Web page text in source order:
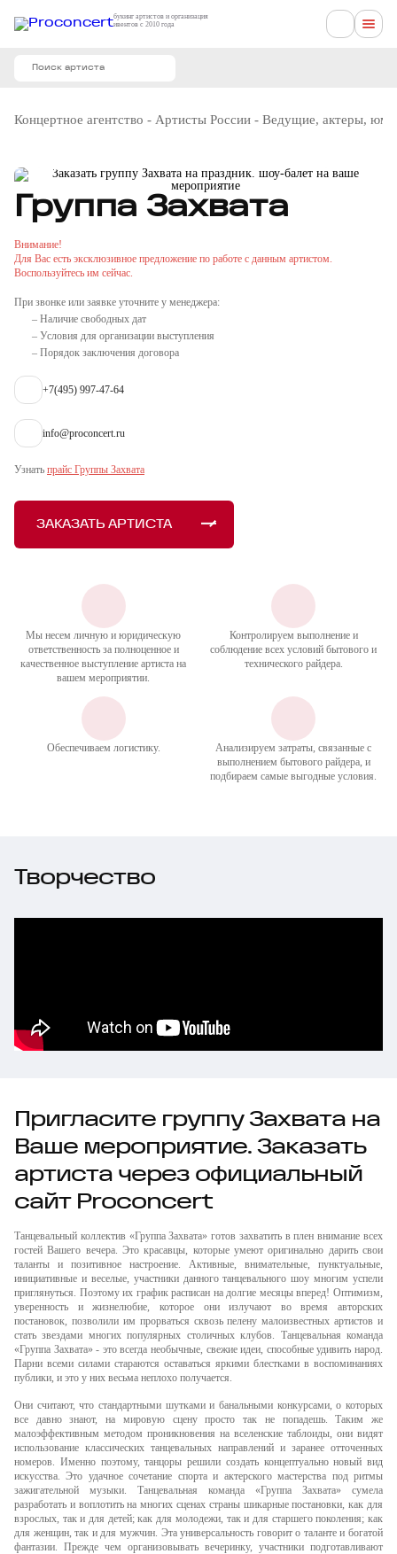
букинг артистов и организация
ивентов с 2010 года
Концертное агентство - Артисты России - Ведущие, актеры,
Группа Захвата
Внимание!
Для Вас есть эксклюзивное предложение по работе с данным артистом.
Воспользуйтесь им сейчас.
При звонке или заявке уточните у менеджера:
– Наличие свободных дат
– Условия для организации выступления
– Порядок заключения договора
+7(495) 997-47-64
info@proconcert.ru
Узнать прайс Группы Захвата
ЗАКАЗАТЬ АРТИСТА
Мы несем личную и юридическую
ответственность за полноценное и
качественное выступление артиста на
вашем мероприятии.
Контролируем выполнение и
соблюдение всех условий бытового и
технического райдера.
Обеспечиваем логистику.
Анализируем затраты, связанные с
выполнением бытового райдера, и
подбираем самые выгодные условия.
Творчество
Пригласите группу Захвата на
Ваше мероприятие. Заказать
артиста через официальный
сайт Proconcert
Танцевальный коллектив «Группа Захвата» готов захватить в плен внимание всех
гостей Вашего вечера. Это красавцы, которые умеют оригинально дарить свои
таланты и позитивное настроение. Активные, внимательные, пунктуальные,
инициативные и веселые, участники данного танцевального шоу многим успели
приглянуться. Поэтому их график расписан на долгие месяцы вперед! Оптимизм,
уверенность и жизнелюбие, которое они излучают во время авторских
постановок, позволили им прорваться сквозь пелену малоизвестных артистов и
стать звездами многих популярных столичных клубов. Танцевальная команда
«Группа Захвата» - это всегда необычные, свежие идеи, способные удивить народ.
Парни всеми силами стараются оставаться яркими блестками в воспоминаниях
публики, и это у них весьма неплохо получается.
Они считают, что стандартными шутками и банальными конкурсами, о которых
все давно знают, на мировую сцену просто так не попадешь. Таким же
малоэффективным методом проникновения на вселенские таблоиды, они видят
использование классических танцевальных направлений и заранее отточенных
номеров. Именно поэтому, танцоры решили создать концептуально новый вид
искусства. Это удачное сочетание спорта и актерского мастерства под ритмы
зажигательной музыки. Танцевальная команда «Группа Захвата» сумела
разработать и воплотить на многих сценах страны шикарные постановки, как для
взрослых, так и для детей; как для молодежи, так и для старшего поколения; как
для женщин, так и для мужчин. Эта универсальность говорит о таланте и богатой
фантазии. Прежде чем организовывать вечеринку, участники подготавливают